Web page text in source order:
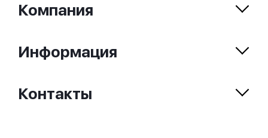
Контакты
Компания
Информация